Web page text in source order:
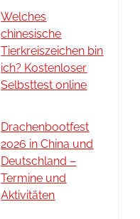
Welches
chinesische
Tierkreiszeichen bin
ich? Kostenloser
Selbsttest online
Drachenbootfest
2026 in China und
Deutschland –
Termine und
Aktivitäten